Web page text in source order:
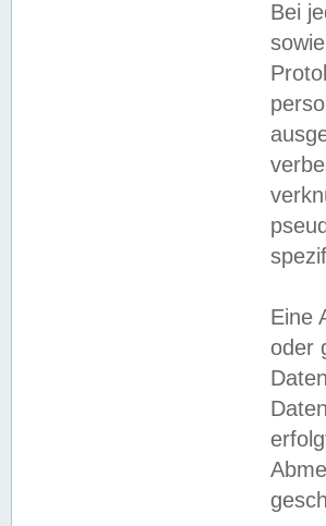
Bei
Eine
oder